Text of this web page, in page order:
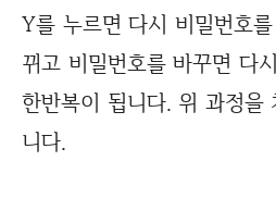
Y를 누르면 다시 비밀번호
뀌고 비밀번호를 바꾸면 다
한반복이 됩니다. 위 과정을
니다.